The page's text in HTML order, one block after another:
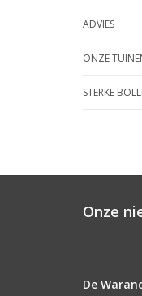
ADVIES
ONZE
STERKE
Onze
De